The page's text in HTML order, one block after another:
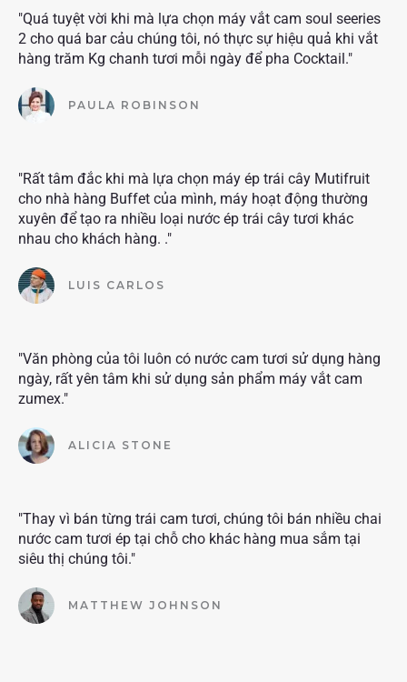
"Quá tuyệt vời khi mà lựa chọn máy vắt cam soul seeries
2 cho quá bar cảu chúng tôi, nó thực sự hiệu quả khi vắt
hàng trăm Kg chanh tươi mỗi ngày để pha Cocktail."
PAULA ROBINSON
"Rất tâm đắc khi mà lựa chọn máy ép trái cây Mutifruit
cho nhà hàng Buffet của mình, máy hoạt động thường
xuyên để tạo ra nhiều loại nước ép trái cây tươi khác
nhau cho khách hàng. ."
LUIS CARLOS
"Văn phòng của tôi luôn có nước cam tươi sử dụng hàng
ngày, rất yên tâm khi sử dụng sản phẩm máy vắt cam
zumex."
ALICIA STONE
"Thay vì bán từng trái cam tươi, chúng tôi bán nhiều chai
nước cam tươi ép tại chỗ cho khác hàng mua sắm tại
siêu thị chúng tôi."
MATTHEW JOHNSON